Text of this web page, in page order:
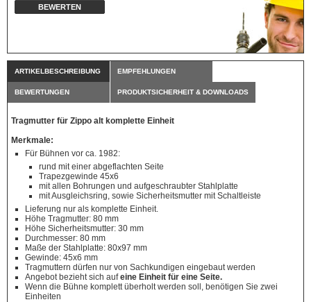
BEWERTEN
ARTIKELBESCHREIBUNG EMPFEHLUNGEN
BEWERTUNGEN PRODUKTSICHERHEIT & DOWNLOADS
Tragmutter für Zippo alt komplette Einheit
Merkmale:
Für Bühnen vor ca. 1982:
rund mit einer abgeflachten Seite
Trapezgewinde 45x6
mit allen Bohrungen und aufgeschraubter Stahlplatte
mit Ausgleichsring, sowie Sicherheitsmutter mit Schaltleiste
Lieferung nur als komplette Einheit.
Höhe Tragmutter: 80 mm
Höhe Sicherheitsmutter: 30 mm
Durchmesser: 80 mm
Maße der Stahlplatte: 80x97 mm
Gewinde: 45x6 mm
Tragmuttern dürfen nur von Sachkundigen eingebaut werden
Angebot bezieht sich aufeine Einheit für eine Seite.
Wenn die Bühne komplett überholt werden soll, benötigen Sie zwei
Einheiten